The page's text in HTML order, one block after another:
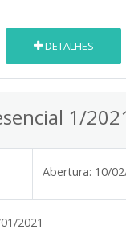
DETALHES
1/
Abertura: 10/
2021